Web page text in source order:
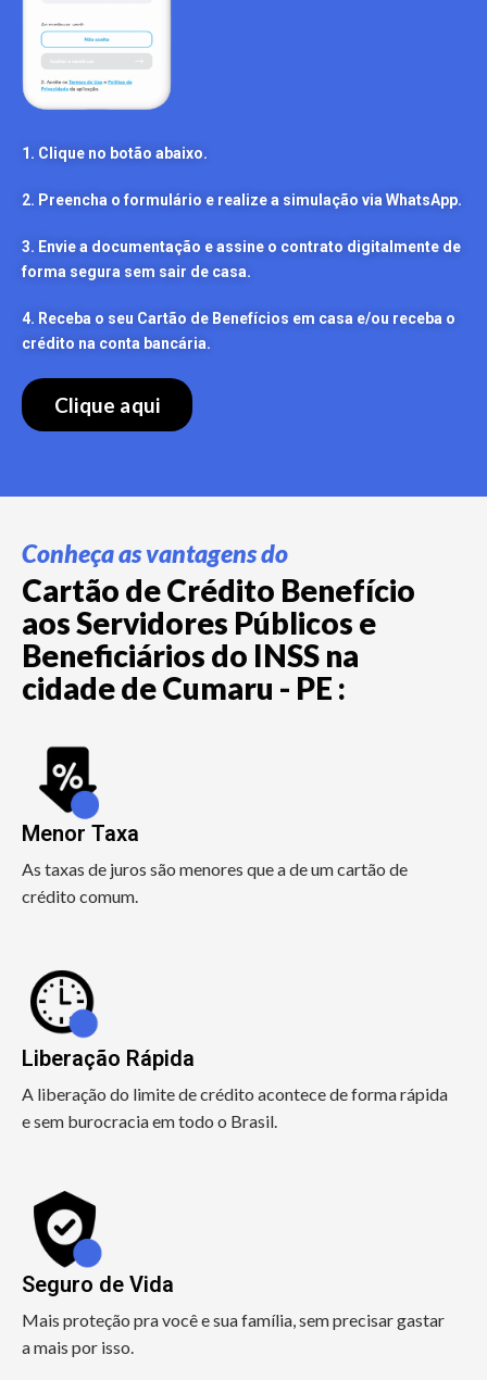
1. Clique no botão abaixo.
2. Preencha o formulário e realize a simulação via WhatsApp.
3. Envie a documentação e assine o contrato digitalmente de
forma segura sem sair de casa.
4. Receba o seu Cartão de Benefícios em casa e/ou receba o
crédito na conta bancária.
Clique aqui
Conheça as vantagens do
Cartão de Crédito Benefício
aos Servidores Públicos e
Beneficiários do INSS na
cidade de Cumaru - PE :
Menor Taxa
As taxas de juros são menores que a de um cartão de
crédito comum.
Liberação Rápida
A liberação do limite de crédito acontece de forma rápida
e sem burocracia em todo o Brasil.
Seguro de Vida
Mais proteção pra você e sua família, sem precisar gastar
a mais por isso.